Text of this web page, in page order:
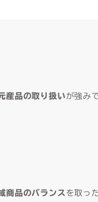
産品の取り扱いが強み
商品のバランス を取っ